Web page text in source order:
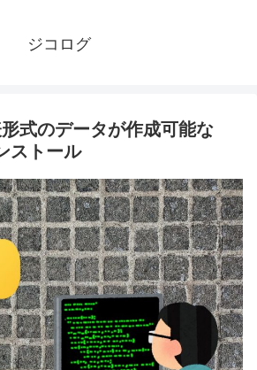
ジコログ
式のデータが作成可能な
ストール